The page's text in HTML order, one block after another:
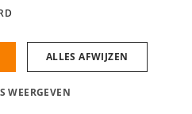
ALLES AFWIJZEN
WEERGEVEN